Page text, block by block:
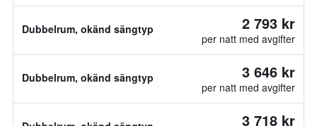
Dubbelrum, okänd sängtyp 2 793 kr
per natt med avgifter
Dubbelrum, okänd sängtyp 3 646 kr
per natt med avgifter
3 718 kr